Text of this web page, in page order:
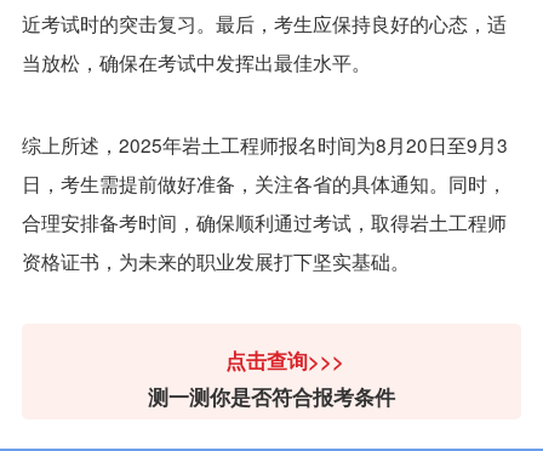
近考试时的突击复习。最后，考生应保持良好的心态，适
当放松，确保在考试中发挥出最佳水平。
综上所述，2025年岩土工程师报名时间为8月20日至9月3
日，考生需提前做好准备，关注各省的具体通知。同时，
合理安排备考时间，确保顺利通过考试，取得岩土工程师
资格证书，为未来的职业发展打下坚实基础。
点击查询>>>
测一测你是否符合报考条件